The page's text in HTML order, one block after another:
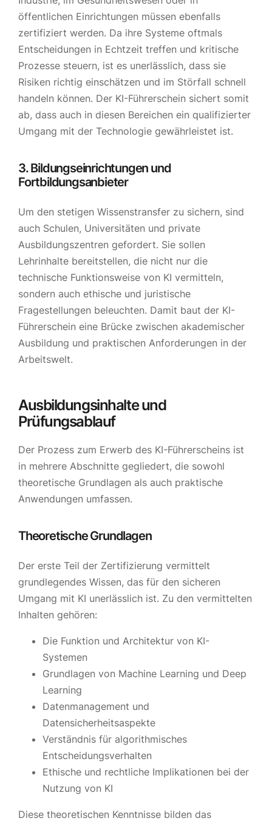
öffentlichen Einrichtungen müssen ebenfalls
zertifiziert werden. Da ihre Systeme oftmals
Entscheidungen in Echtzeit treffen und kritische
Prozesse steuern, ist es unerlässlich, dass sie
Risiken richtig einschätzen und im Störfall schnell
handeln können. Der KI-Führerschein sichert somit
ab, dass auch in diesen Bereichen ein qualifizierter
Umgang mit der Technologie gewährleistet ist.
3. Bildungseinrichtungen und
Fortbildungsanbieter
Um den stetigen Wissenstransfer zu sichern, sind
auch Schulen, Universitäten und private
Ausbildungszentren gefordert. Sie sollen
Lehrinhalte bereitstellen, die nicht nur die
technische Funktionsweise von KI vermitteln,
sondern auch ethische und juristische
Fragestellungen beleuchten. Damit baut der KI-
Führerschein eine Brücke zwischen akademischer
Ausbildung und praktischen Anforderungen in der
Arbeitswelt.
Ausbildungsinhalte und
Prüfungsablauf
Der Prozess zum Erwerb des KI-Führerscheins ist
in mehrere Abschnitte gegliedert, die sowohl
theoretische Grundlagen als auch praktische
Anwendungen umfassen.
Theoretische Grundlagen
Der erste Teil der Zertifizierung vermittelt
grundlegendes Wissen, das für den sicheren
Umgang mit KI unerlässlich ist. Zu den vermittelten
Inhalten gehören:
Die Funktion und Architektur von KI-
Systemen
Grundlagen von Machine Learning und Deep
Learning
Datenmanagement und
Datensicherheitsaspekte
Verständnis für algorithmisches
Entscheidungsverhalten
Ethische und rechtliche Implikationen bei der
Nutzung von KI
Diese theoretischen Kenntnisse bilden das